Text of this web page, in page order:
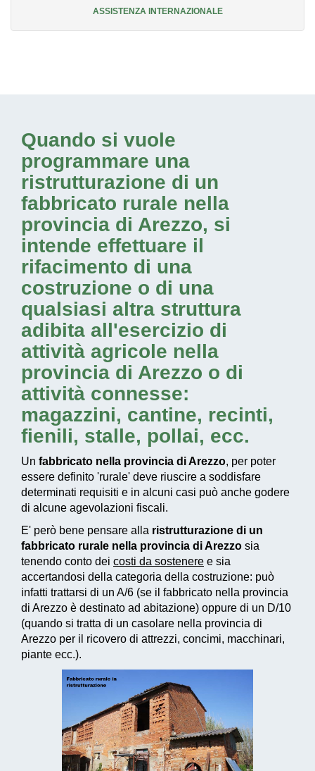
ASSISTENZA INTERNAZIONALE
Quando si vuole
programmare una
ristrutturazione di un
fabbricato rurale nella
provincia di Arezzo, si
intende effettuare il
rifacimento di una
costruzione o di una
qualsiasi altra struttura
adibita all'esercizio di
attività agricole nella
provincia di Arezzo o di
attività connesse:
magazzini, cantine, recinti,
fienili, stalle, pollai, ecc.
Un fabbricato nella provincia di Arezzo, per poter
essere definito 'rurale' deve riuscire a soddisfare
determinati requisiti e in alcuni casi può anche godere
di alcune agevolazioni fiscali.
E' però bene pensare alla ristrutturazione di un
fabbricato rurale nella provincia di Arezzo sia
tenendo conto dei costi da sostenere e sia
accertandosi della categoria della costruzione: può
infatti trattarsi di un A/6 (se il fabbricato nella provincia
di Arezzo è destinato ad abitazione) oppure di un D/10
(quando si tratta di un casolare nella provincia di
Arezzo per il ricovero di attrezzi, concimi, macchinari,
piante ecc.).